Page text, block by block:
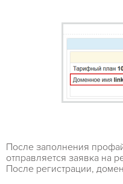
После заполнения
отправляется заявка на
После регистрации,